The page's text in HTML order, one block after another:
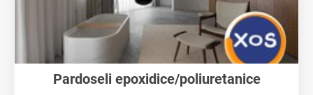
Pardoseli epoxidice/poliuretanice